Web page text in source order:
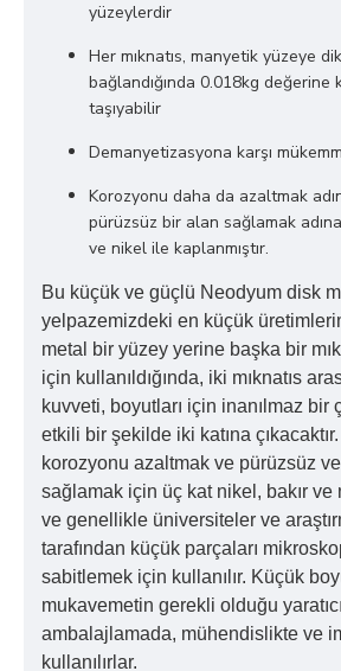
yüzeylerdir
Her mıknatıs, manyetik yüzeye
bağlandığında 0.018kg değerine
taşıyabilir
Demanyetizasyona karşı
Korozyonu daha da azaltmak
pürüzsüz bir alan sağlamak
ve nikel ile kaplanmıştır.
Bu küçük ve güçlü Neodyum disk
yelpazemizdeki en küçük
metal bir yüzey yerine başka bir
için kullanıldığında, iki mıknatıs
kuvveti, boyutları için inanılmaz bir
etkili bir şekilde iki katına çıkacaktır.
korozyonu azaltmak ve pürüzsüz
sağlamak için üç kat nikel, bakır ve
ve genellikle üniversiteler ve
tarafından küçük parçaları
sabitlemek için kullanılır. Küçük
mukavemetin gerekli olduğu
ambalajlamada, mühendislikte ve
kullanılırlar.